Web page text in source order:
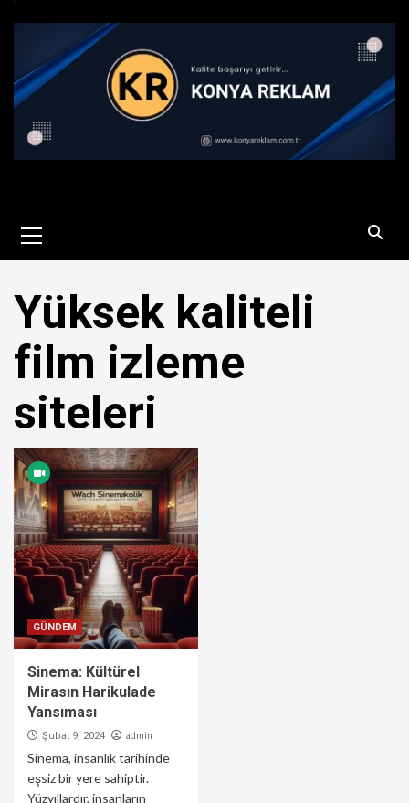
Menu
Yüksek kaliteli
film izleme
siteleri
GÜNDEM
Sinema: Kültürel
Mirasın Harikulade
Yansıması
Şubat 9, 2024 admin
Sinema, insanlık tarihinde
eşsiz bir yere sahiptir.
Yüzyıllardır, insanların